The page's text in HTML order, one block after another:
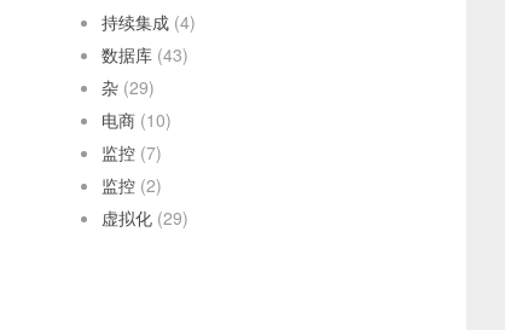
持续集成 (4)
数据库 (43)
杂 (29)
电商 (10)
监控 (7)
监控 (2)
虚拟化 (29)